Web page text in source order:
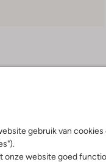
gebruik van cookies
onze website goed